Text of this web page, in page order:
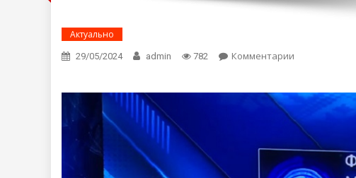
Актуально
29/05/2024 admin 782 Комментарии